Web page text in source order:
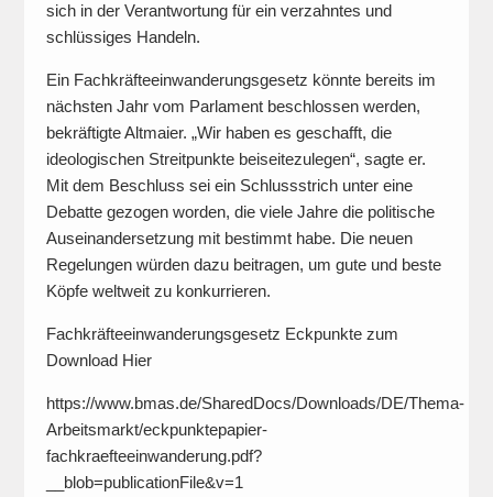
sich in der Verantwortung für ein verzahntes und
schlüssiges Handeln.
Ein Fachkräfteeinwanderungsgesetz könnte bereits im
nächsten Jahr vom Parlament beschlossen werden,
bekräftigte Altmaier. „Wir haben es geschafft, die
ideologischen Streitpunkte beiseitezulegen“, sagte er.
Mit dem Beschluss sei ein Schlussstrich unter eine
Debatte gezogen worden, die viele Jahre die politische
Auseinandersetzung mit bestimmt habe. Die neuen
Regelungen würden dazu beitragen, um gute und beste
Köpfe weltweit zu konkurrieren.
Fachkräfteeinwanderungsgesetz Eckpunkte zum
Download Hier
https://www.bmas.de/SharedDocs/Downloads/DE/Thema-
Arbeitsmarkt/eckpunktepapier-
fachkraefteeinwanderung.pdf?
__blob=publicationFile&v=1